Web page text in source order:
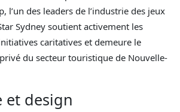
l’un des leaders de l’industrie des jeux
Sydney soutient activement les
caritatives et demeure le
du secteur touristique de Nouvelle-
et design